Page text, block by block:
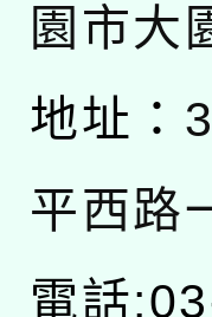
園市大
地址：
平西路
電話